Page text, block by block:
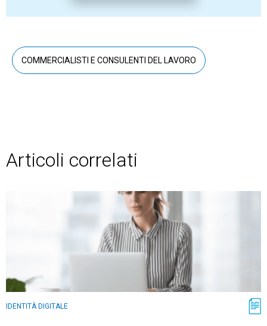
COMMERCIALISTI E CONSULENTI DEL LAVORO
Articoli correlati
IDENTITÀ DIGITALE